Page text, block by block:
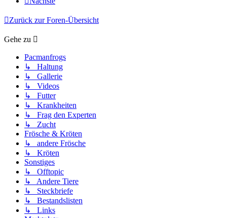
Zurück zur Foren-Übersicht
Gehe zu
Pacmanfrogs
↳ Haltung
↳ Gallerie
↳ Videos
↳ Futter
↳ Krankheiten
↳ Frag den Experten
↳ Zucht
Frösche & Kröten
↳ andere Frösche
↳ Kröten
Sonstiges
↳ Offtopic
↳ Andere Tiere
↳ Steckbriefe
↳ Bestandslisten
↳ Links